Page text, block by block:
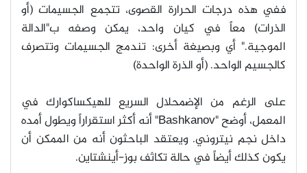
ففي هذه درجات الحرارة القصوى، تتجمع الجسيمات (أو
الذرات) معاً في كيان واحد، يمكن وصفه ب"الدالة
الموجية." أي وبصيغة أخرى: تندمج الجسيمات وتتصرف
كالجسيم الواحد. (أو الذرة الواحدة)
على الرغم من الإضمحلال السريع للهيكساكوارك في
المعمل، أوضح"Bashkanov"
أنه أكثر استقراراً ويطول أمده
داخل نجم نيتروني. ويعتقد الباحثون أنه من الممكن أن
يكون كذلك أيضاً في حالة تكاثف بوز-أينشتاين.